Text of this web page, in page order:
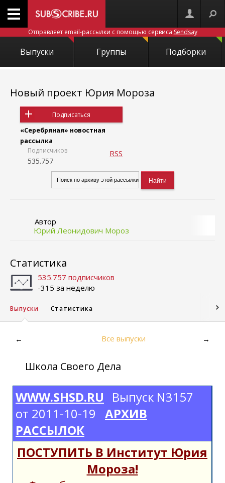
Отправляет email-рассылки с помощью сервиса Sendsay
Выпуски Группы Подборки
Новый проект Юрия Мороза
Подписаться
«Серебряная» новостная
рассылка
Подписчиков
535.757
RSS
Автор
Юрий Леонидович Мороз
Статистика
535.757 подписчиков
-315 за неделю
Выпуски Статистика
← Все выпуски →
Школа Своего Дела
WWW.SHSD.RU
Выпуск N3157
от 2011-10-19
АРХИВ
РАССЫЛОК
ПОСТУПИТЬ В Институт Юрия
Мороза!